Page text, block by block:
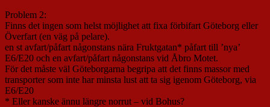
Problem 2:
Finns det ingen som helst möjlighet att fixa förbifart Göteborg eller
Överfart (en väg på pelare).
en st avfart/påfart någonstans nära Fruktgatan* påfart till ’nya’
E6/E20 och en avfart/påfart någonstans vid Åbro Motet.
För det måste väl Göteborgarna begripa att det finns massor med
transporter som inte har minsta lust att ta sig igenom Göteborg, via
E6/E20
* Eller kanske ännu längre norrut – vid Bohus?